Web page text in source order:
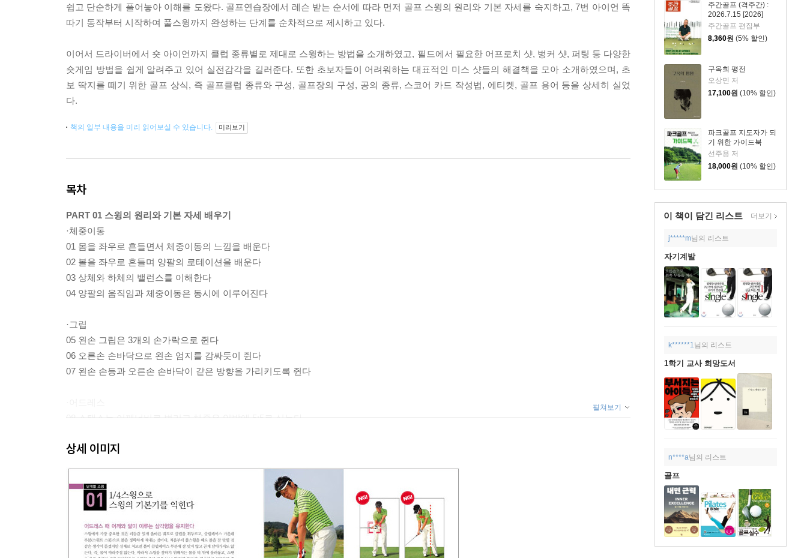
주간골프 (격주간) :
2026.7.15 [2026]
주간골프 편집부
8,360원 (5% 할인)
구옥희 평전
오상민 저
17,100원 (10% 할인)
파크골프 지도자가 되
기 위한 가이드북
선주용 저
18,000원 (10% 할인)
이 책이 담긴 리스트 더보기
j*****m님의 리스트
자기계발
k******1님의 리스트
1학기 교사 희망도서
n****a님의 리스트
골프
쉽고 단순하게 풀어놓아 이해를 도왔다. 골프연습장에서 레슨 받는 순서에 따라 먼저 골프 스윙의 원리와 기본 자세를 숙지하고, 7번 아이언 똑
따기 동작부터 시작하여 풀스윙까지 완성하는 단계를 순차적으로 제시하고 있다.
이어서 드라이버에서 숏 아이언까지 클럽 종류별로 제대로 스윙하는 방법을 소개하였고, 필드에서 필요한 어프로치 샷, 벙커 샷, 퍼팅 등 다양한
숏게임 방법을 쉽게 알려주고 있어 실전감각을 길러준다. 또한 초보자들이 어려워하는 대표적인 미스 샷들의 해결책을 모아 소개하였으며, 초
보 딱지를 떼기 위한 골프 상식, 즉 골프클럽 종류와 구성, 골프장의 구성, 공의 종류, 스코어 카드 작성법, 에티켓, 골프 용어 등을 상세히 실었
다.
책의 일부 내용을 미리 읽어보실 수 있습니다. 미리보기
목차
PART 01 스윙의 원리와 기본 자세 배우기
·체중이동
01 몸을 좌우로 흔들면서 체중이동의 느낌을 배운다
02 볼을 좌우로 흔들며 양팔의 로테이션을 배운다
03 상체와 하체의 밸런스를 이해한다
04 양팔의 움직임과 체중이동은 동시에 이루어진다
·그립
05 왼손 그립은 3개의 손가락으로 쥔다
06 오른손 손바닥으로 왼손 엄지를 감싸듯이 쥔다
07 왼손 손등과 오른손 손바닥이 같은 방향을 가리키도록 쥔다
08 스탠스는 어깨너비로 벌리고 체중은 양발에 5:5로 싣는다
10 어드레스는 일정한 순서에 따라 취한다
·단계별 스윙
01 1/4스윙으로 스윙의 기본기를 익힌다
02 테이크어웨이는 클럽이 지면과 평행하게 한다
03 어깨와 팔이 이루는 삼각형을 유지하며 스윙을 시작한다
펼쳐보기
상세 이미지